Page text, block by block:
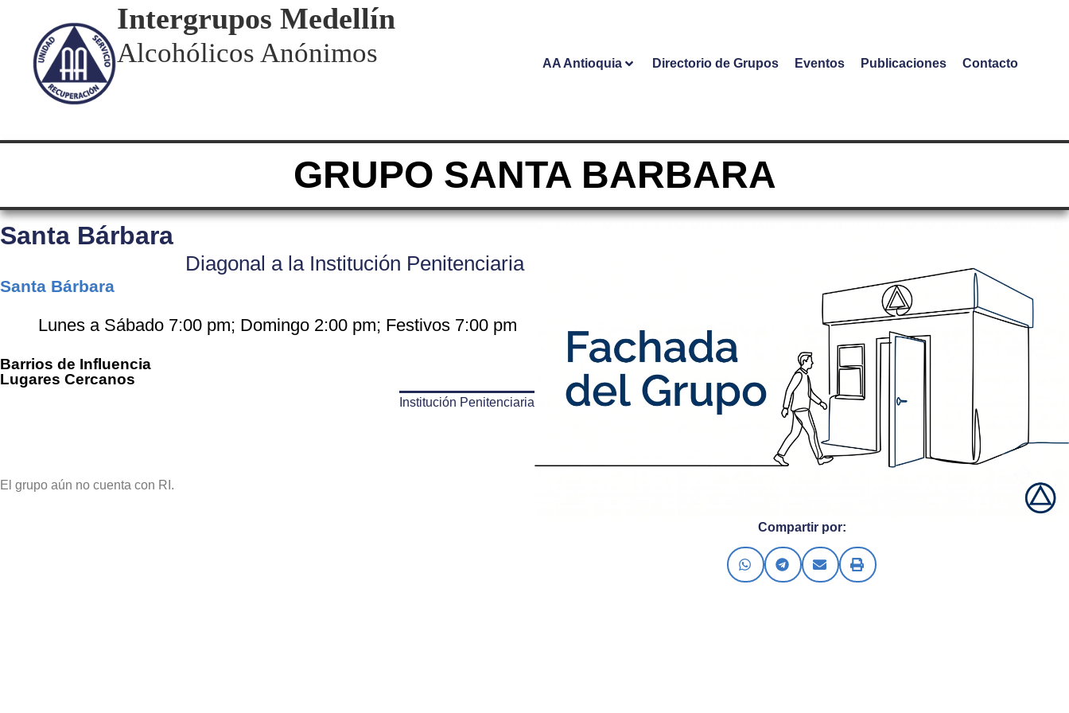
Intergrupos Medellín
Alcohólicos Anónimos AA Antioquia Directorio de Grupos Eventos Publicaciones Contacto
GRUPO SANTA BARBARA
Santa Bárbara
Diagonal a la Institución Penitenciaria
Santa Bárbara
Lunes a Sábado 7:00 pm; Domingo 2:00 pm; Festivos 7:00 pm
Barrios de Influencia
Lugares Cercanos
Institución Penitenciaria
El grupo aún no cuenta con RI.
Compartir por: